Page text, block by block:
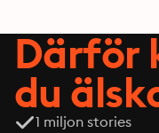
Därför
du
1 miljon stories